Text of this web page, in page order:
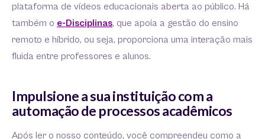
plataforma de vídeos educacionais aberta ao público. Há
também o e-Disciplinas, que apoia a gestão do ensino
remoto e híbrido, ou seja, proporciona uma interação mais
fluida entre professores e alunos.
Impulsione a sua instituição com a
automação de processos acadêmicos
Após ler o nosso conteúdo, você compreendeu como a